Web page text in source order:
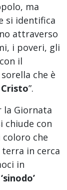
ma
si identifica
attraverso
i poveri, gli
il
che è
”.
la Giornata
chiude con
che
in cerca
in